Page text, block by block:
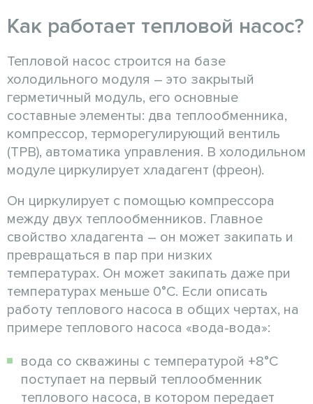
Как работает тепловой насос?
Тепловой насос строится на базе
холодильного модуля – это закрытый
герметичный модуль, его основные
составные элементы: два теплообменника,
компрессор, терморегулирующий вентиль
(ТРВ), автоматика управления. В холодильном
модуле циркулирует хладагент (фреон).
Он циркулирует с помощью компрессора
между двух теплообменников. Главное
свойство хладагента – он может закипать и
превращаться в пар при низких
температурах. Он может закипать даже при
температурах меньше 0°С. Если описать
работу теплового насоса в общих чертах, на
примере теплового насоса «вода-вода»:
вода со скважины с температурой +8°С
поступает на первый теплообменник
теплового насоса, в котором передает